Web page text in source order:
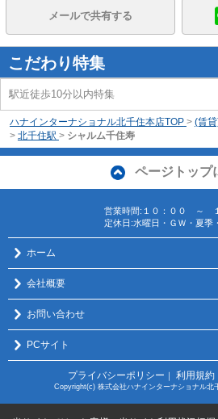
メールで共有する
こだわり特集
駅近徒歩10分以内特集
ハナインターナショナル北千住本店TOP > (賃
> 北千住駅 > シャルム千住寿
ページトップ
営業時間:１０：００ ～
定休日:水曜日・ＧＷ・夏季
ホーム
会社概要
お問い合わせ
PCサイト
プライバシーポリシー ｜ 利用規約
Copyright(c) 株式会社ハナインターナショナル北